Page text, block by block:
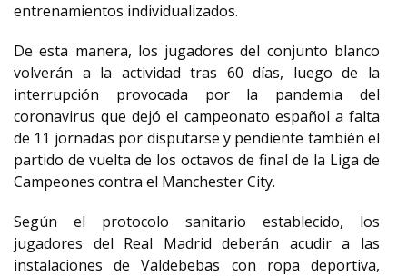
entrenamientos individualizados.
De esta manera, los jugadores del conjunto blanco
volverán a la actividad tras 60 días, luego de la
interrupción provocada por la pandemia del
coronavirus que dejó el campeonato español a falta
de 11 jornadas por disputarse y pendiente también el
partido de vuelta de los octavos de final de la Liga de
Campeones contra el Manchester City.
Según el protocolo sanitario establecido, los
jugadores del Real Madrid deberán acudir a las
instalaciones de Valdebebas con ropa deportiva,